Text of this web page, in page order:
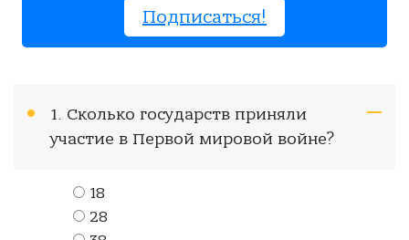
Подписаться!
1. Сколько государств приняли
участие в Первой мировой войне?
18
28